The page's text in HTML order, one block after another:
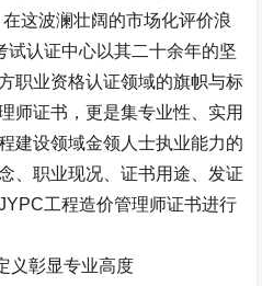
这波澜壮阔的市场化评价浪
试认证中心以其二十余年的坚
职业资格认证领域的旗帜与标
师证书，更是集专业性、实用
建设领域金领人士执业能力的
、职业现况、证书用途、发证
工程造价管理师证书进行
义彰显专业高度